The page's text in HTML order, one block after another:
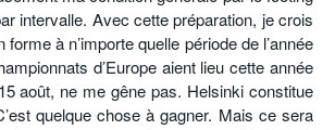
intervalle. Avec cette préparation, je crois
à n’importe quelle période de l’année
d’Europe aient lieu cette année
août, ne me gêne pas. Helsinki constitue
quelque chose à gagner. Mais ce sera